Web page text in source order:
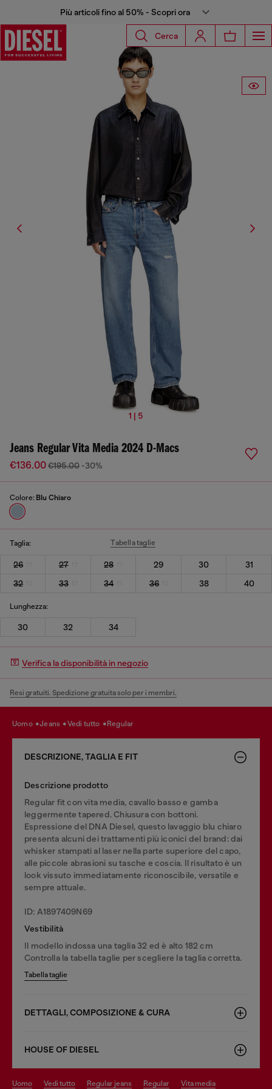
Più articoli fino al 50% - Scopri ora
Cerca
1 | 5
Jeans Regular Vita Media 2024 D-Macs
€136.00€195.00 -30%
Colore: Blu Chiaro
Taglia: Tabella taglie
26 27 28 29 30
31
32
33 34 36 38 40
Lunghezza:
30 32 34
Verifica la disponibilità in negozio
Resi gratuiti. Spedizione gratuita solo per i membri.
uomo jeans vedi tutto regular
DESCRIZIONE, TAGLIA E FIT
Descrizione prodotto
Regular fit con vita media, cavallo basso e gamba
leggermente tapered. Chiusura con bottoni.
Espressione del DNA Diesel, questo lavaggio blu chiaro
presenta alcuni dei trattamenti più iconici del brand: dai
whisker stampati al laser nella parte superiore del capo,
alle piccole abrasioni su tasche e coscia. Il risultato è un
look vissuto immediatamente riconoscibile, versatile e
sempre attuale.
ID: A1897409N69
Vestibilità
Il modello indossa una taglia 32 ed è alto 182 cm
Controlla la tabella taglie per scegliere la taglia corretta.
Tabella taglie
DETTAGLI, COMPOSIZIONE & CURA
HOUSE OF DIESEL
uomo vedi tutto regular jeans regular vita media